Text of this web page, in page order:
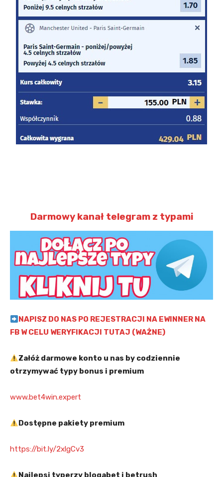
Darmowy kanał telegram z typami
NAPISZ DO NAS PO REJESTRACJI NA EWINNER NA
FB W CELU WERYFIKACJI TUTAJ (WAŻNE)
Załóż darmowe konto u nas by codziennie
otrzymywać typy bonus i premium
www.bet4win.expert
Dostępne pakiety premium
https://bit.ly/2xlgCv3